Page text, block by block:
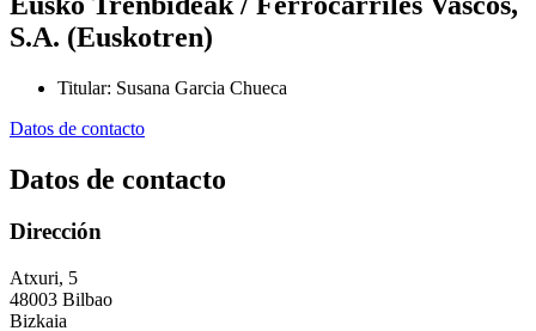
S.A. (Euskotren)
Titular: Susana Garcia Chueca
Datos de contacto
Datos de contacto
Dirección
Atxuri, 5
48003 Bilbao
Bizkaia